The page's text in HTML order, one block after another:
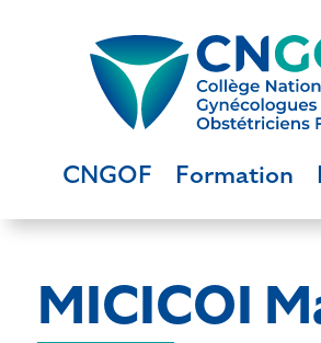
CNGOF Formation
MICICOI